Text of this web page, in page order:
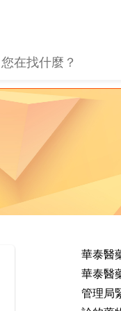
華泰醫
華泰醫
管理局